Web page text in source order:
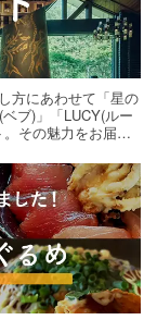
方にあわせて「星の
ブ)」「LUCY(ルー
その魅力をお届け